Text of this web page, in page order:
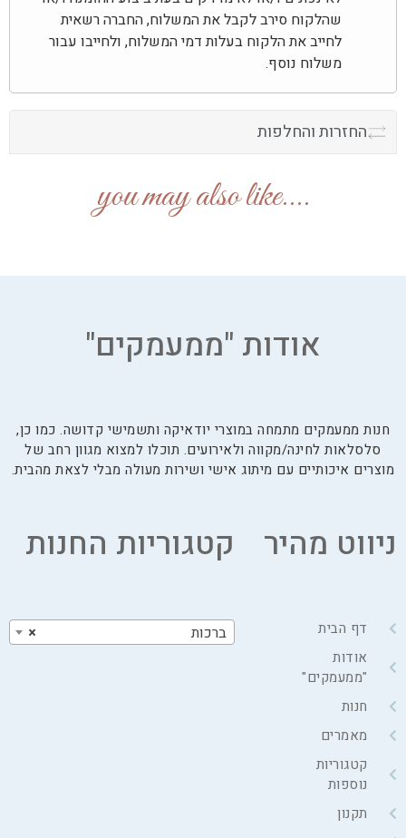
החזרות והחלפות
שהלקוח סירב לקבל את המשלוח, החברה רשאית
לחייב את הלקוח בעלות דמי המשלוח, ולחייבו עבור
משלוח נוסף.
....you may also like
אודות "ממעמקים"
חנות ממעמקים מתמחה במוצרי יודאיקה ותשמישי קדושה. כמו כן,
סלסלאות לחינה/מקווה ולאירועים. תוכלו למצוא מגוון רחב של
מוצרים איכותיים עם מיתוג אישי ושירות מעולה מבלי לצאת מהבית.
ניווט מהיר
דף הבית
אודות
"ממעמקים"
חנות
מאמרים
קטגוריות
נוספות
תקנון
קטגוריות החנות
× ברכות